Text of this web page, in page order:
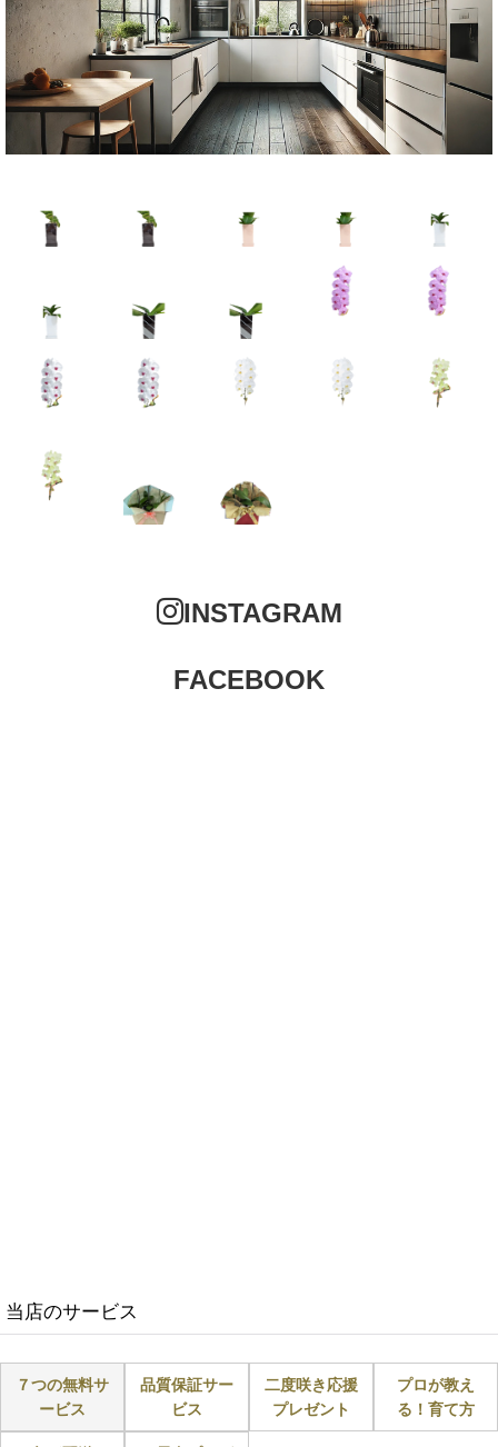
INSTAGRAM
FACEBOOK
当店のサービス
７つの無料サ
ービス
品質保証サー
ビス
二度咲き応援
プレゼント
プロが教え
る！育て方